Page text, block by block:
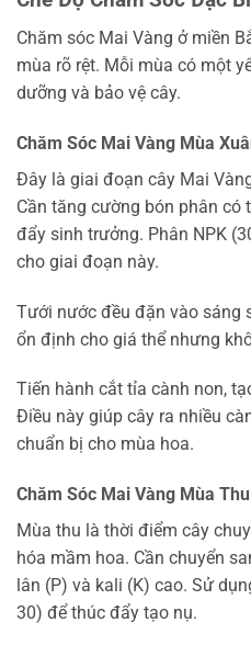
Chăm sóc Mai Vàng ở miền
mùa rõ rệt. Mỗi mùa có một
dưỡng và bảo vệ cây.
Chăm Sóc Mai Vàng Mùa
Đây là giai đoạn cây Mai
Cần tăng cường bón phân có
đẩy sinh trưởng. Phân NPK
cho giai đoạn này.
Tưới nước đều đặn vào sáng
ổn định cho giá thể nhưng
Tiến hành cắt tỉa cành non,
Điều này giúp cây ra nhiều
chuẩn bị cho mùa hoa.
Chăm Sóc Mai Vàng Mùa
Mùa thu là thời điểm cây
hóa mầm hoa. Cần chuyển
lân (P) và kali (K) cao. Sử
30) để thúc đẩy tạo nụ.